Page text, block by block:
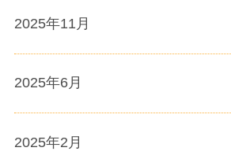
2025年11月
2025年6月
2025年2月